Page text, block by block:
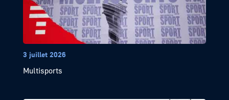
3 juillet 2026
Multisports